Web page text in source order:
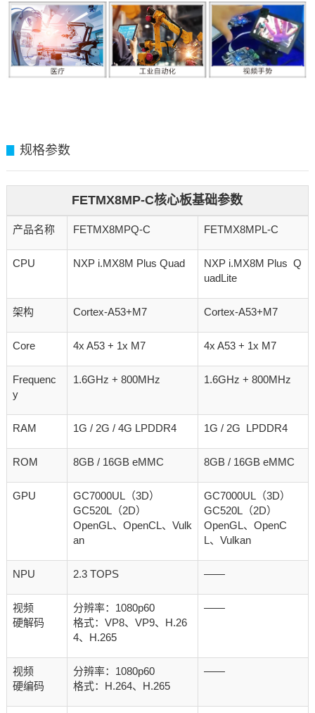
规格参数
FETMX8MP-C核心板基础参数
产品名称 FETMX8MPQ-C FETMX8MPL-C
CPU NXP i.MX8M Plus Quad
NXP i.MX8M Plus Q
uadLite
架构 Cortex-A53+M7 Cortex-A53+M7
Core 4x A53 + 1x M7 4x A53 + 1x M7
Frequenc
y
1.6GHz + 800MHz 1.6GHz + 800MHz
RAM 1G / 2G / 4G LPDDR4 1G / 2G LPDDR4
ROM 8GB / 16GB eMMC 8GB / 16GB eMMC
GPU
GC7000UL（3D）
GC520L（2D）
OpenGL、OpenCL、Vulk
an
GC7000UL（3D）
GC520L（2D）
OpenGL、OpenC
L、Vulkan
NPU 2.3 TOPS ——
视频
硬解码
分辨率：1080p60
格式：VP8、VP9、H.26
4、H.265
——
视频
硬编码
分辨率：1080p60
格式：H.264、H.265
——